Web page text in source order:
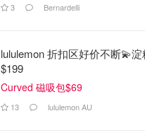
3 Bernardelli
lululemon 折扣区好价不断💫
$199
Curved 磁吸包$69
13 lululemon AU